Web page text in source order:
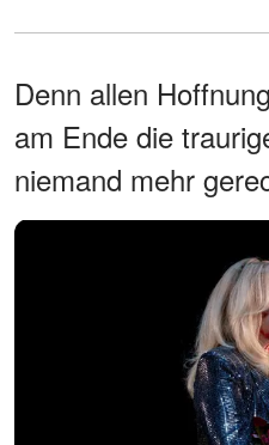
Denn allen
am Ende die
niemand mehr